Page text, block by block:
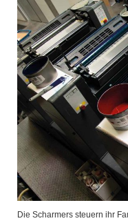
Die Scharmers steuern ihr